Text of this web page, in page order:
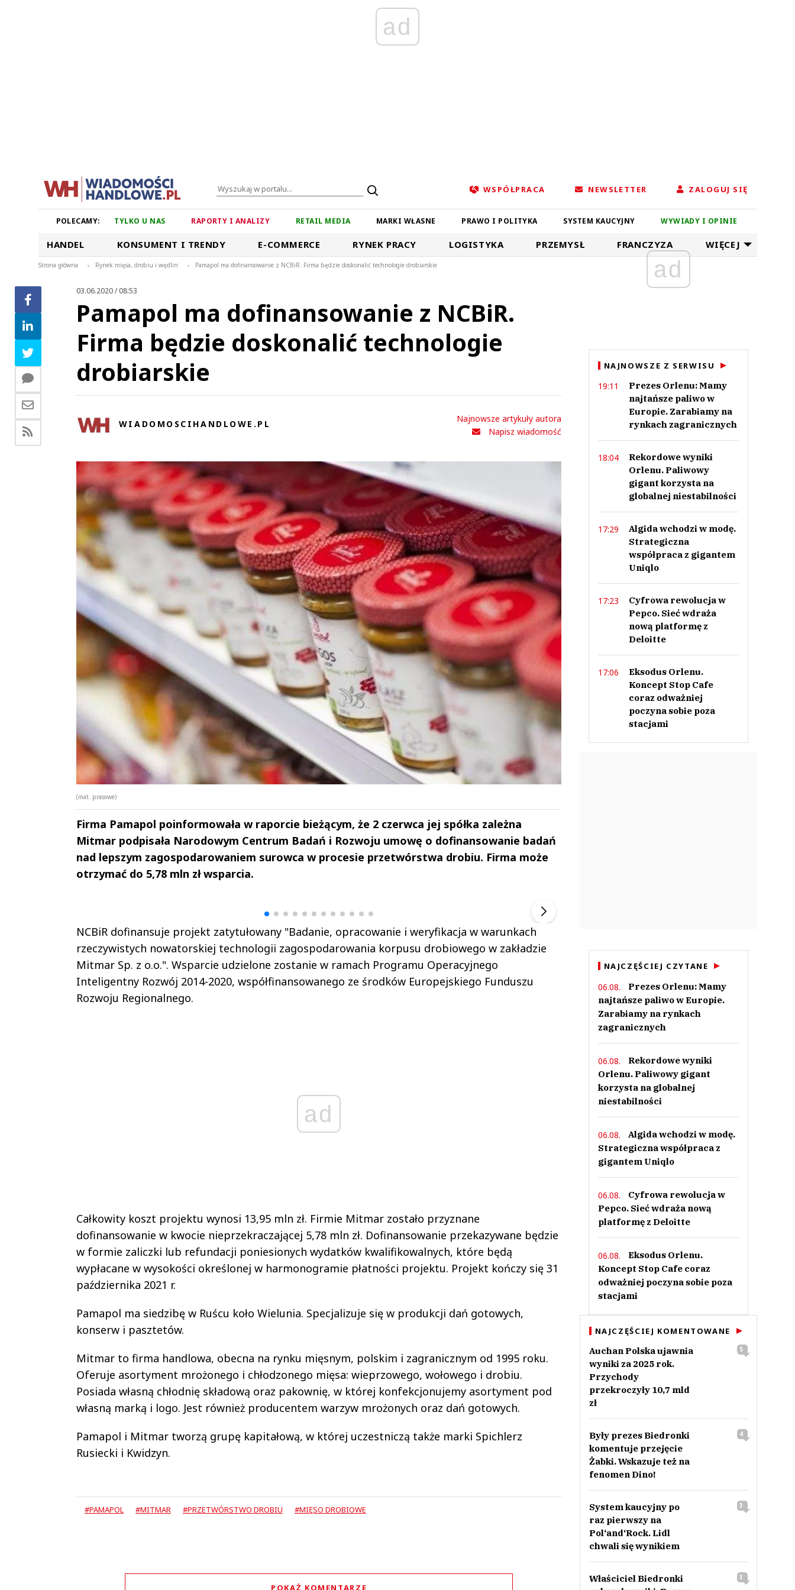
ad
WSPÓŁPRACA NEWSLETTER ZALOGUJ SIĘ
POLECAMY: TYLKO U NAS RAPORTY I ANALIZY RETAIL MEDIA MARKI WŁASNE PRAWO I POLITYKA SYSTEM KAUCYJNY WYWIADY I OPINIE
HANDEL KONSUMENT I TRENDY E-COMMERCE RYNEK PRACY LOGISTYKA PRZEMYSŁ FRANCZYZA WIĘCEJ
Strona główna > Rynek mięsa, drobiu i wędlin > Pamapol ma dofinansowanie z NCBiR. Firma będzie doskonalić technologie drobiarskie
03.06.2020 / 08:53
Pamapol ma dofinansowanie z NCBiR.
Firma będzie doskonalić technologie
drobiarskie
WIADOMOSCIHANDLOWE.PL
Najnowsze artykuły autora
Napisz wiadomość
(mat. prasowe)
Firma Pamapol poinformowała w raporcie bieżącym, że 2 czerwca jej spółka zależna
Mitmar podpisała Narodowym Centrum Badań i Rozwoju umowę o dofinansowanie badań
nad lepszym zagospodarowaniem surowca w procesie przetwórstwa drobiu. Firma może
otrzymać do 5,78 mln zł wsparcia.
NCBiR dofinansuje projekt zatytułowany "Badanie, opracowanie i weryfikacja w warunkach
rzeczywistych nowatorskiej technologii zagospodarowania korpusu drobiowego w zakładzie
Mitmar Sp. z o.o.". Wsparcie udzielone zostanie w ramach Programu Operacyjnego
Inteligentny Rozwój 2014-2020, współfinansowanego ze środków Europejskiego Funduszu
Rozwoju Regionalnego.
ad
Całkowity koszt projektu wynosi 13,95 mln zł. Firmie Mitmar zostało przyznane
dofinansowanie w kwocie nieprzekraczającej 5,78 mln zł. Dofinansowanie przekazywane będzie
w formie zaliczki lub refundacji poniesionych wydatków kwalifikowalnych, które będą
wypłacane w wysokości określonej w harmonogramie płatności projektu. Projekt kończy się 31
października 2021 r.
Pamapol ma siedzibę w Ruścu koło Wielunia. Specjalizuje się w produkcji dań gotowych,
konserw i pasztetów.
Mitmar to firma handlowa, obecna na rynku mięsnym, polskim i zagranicznym od 1995 roku.
Oferuje asortyment mrożonego i chłodzonego mięsa: wieprzowego, wołowego i drobiu.
Posiada własną chłodnię składową oraz pakownię, w której konfekcjonujemy asortyment pod
własną marką i logo. Jest również producentem warzyw mrożonych oraz dań gotowych.
Pamapol i Mitmar tworzą grupę kapitałową, w której uczestniczą także marki Spichlerz
Rusiecki i Kwidzyn.
#PAMAPOL #MITMAR #PRZETWÓRSTWO DROBIU #MIĘSO DROBIOWE
POKAŻ KOMENTARZE
Andrzej i Marta
Marta i Andrzej
ad
NAJNOWSZE Z SERWISU
19:11
Prezes Orlenu: Mamy
najtańsze paliwo w
Europie. Zarabiamy na
rynkach zagranicznych
18:04
Rekordowe wyniki
Orlenu. Paliwowy
gigant korzysta na
globalnej niestabilności
17:29
Algida wchodzi w modę.
Strategiczna
współpraca z gigantem
Uniqlo
17:23
Cyfrowa rewolucja w
Pepco. Sieć wdraża
nową platformę z
Deloitte
17:06
Eksodus Orlenu.
Koncept Stop Cafe
coraz odważniej
poczyna sobie poza
stacjami
NAJCZĘŚCIEJ CZYTANE
06.08.
Prezes Orlenu: Mamy
najtańsze paliwo w Europie.
Zarabiamy na rynkach
zagranicznych
06.08.
Rekordowe wyniki
Orlenu. Paliwowy gigant
korzysta na globalnej
niestabilności
06.08.
Algida wchodzi w modę.
Strategiczna współpraca z
gigantem Uniqlo
06.08.
Cyfrowa rewolucja w
Pepco. Sieć wdraża nową
platformę z Deloitte
06.08.
Eksodus Orlenu.
Koncept Stop Cafe coraz
odważniej poczyna sobie poza
stacjami
NAJCZĘŚCIEJ KOMENTOWANE
Auchan Polska ujawnia
wyniki za 2025 rok.
Przychody
przekroczyły 10,7 mld
zł
5
Były prezes Biedronki
komentuje przejęcie
Żabki. Wskazuje też na
fenomen Dino!
4
System kaucyjny po
raz pierwszy na
Pol‘and‘Rock. Lidl
chwali się wynikiem
3
Właściciel Biedronki
3